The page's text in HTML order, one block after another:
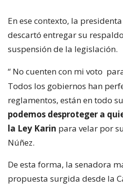
En ese contexto, la
descartó entregar su
suspensión de la legislación.
“ No cuenten con mi voto
Todos los gobiernos han
reglamentos, están en todo
podemos desproteger a
la Ley Karin para velar por
Núñez.
De esta forma, la senadora
propuesta surgida desde la